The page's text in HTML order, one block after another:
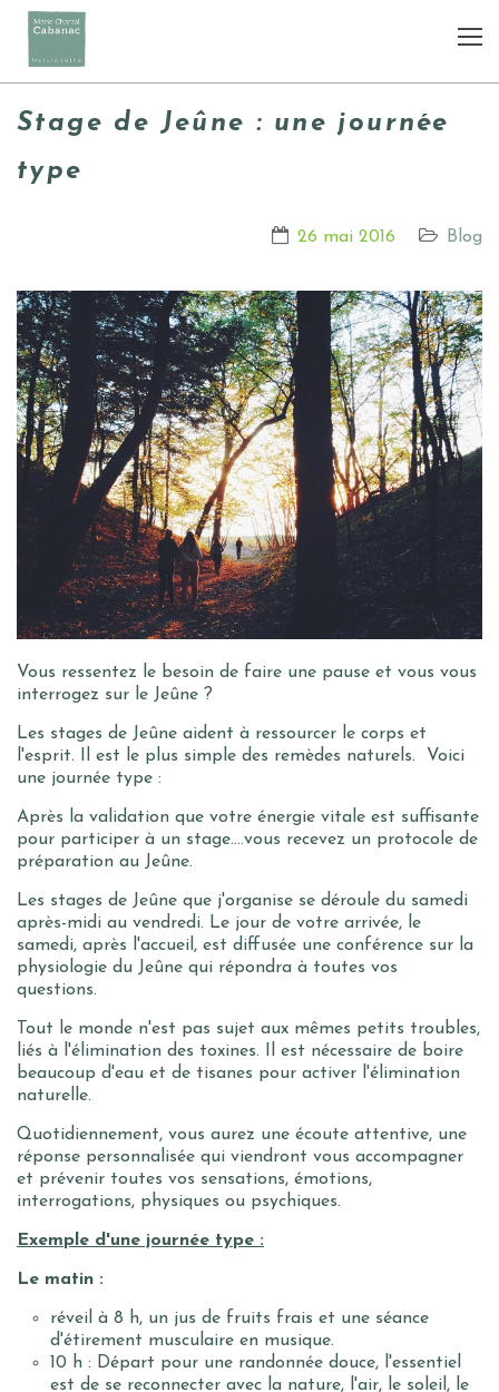
Stage de Jeûne : une journée
type
26 mai 2016 Blog
Vous ressentez le besoin de faire une pause et vous vous
interrogez sur le Jeûne ?
Les stages de Jeûne aident à ressourcer le corps et
l'esprit. Il est le plus simple des remèdes naturels. Voici
une journée type :
Après la validation que votre énergie vitale est suffisante
pour participer à un stage....vous recevez un protocole de
préparation au Jeûne.
Les stages de Jeûne que j'organise se déroule du samedi
après-midi au vendredi. Le jour de votre arrivée, le
samedi, après l'accueil, est diffusée une conférence sur la
physiologie du Jeûne qui répondra à toutes vos
questions.
Tout le monde n'est pas sujet aux mêmes petits troubles,
liés à l'élimination des toxines. Il est nécessaire de boire
beaucoup d'eau et de tisanes pour activer l'élimination
naturelle.
Quotidiennement, vous aurez une écoute attentive, une
réponse personnalisée qui viendront vous accompagner
et prévenir toutes vos sensations, émotions,
interrogations, physiques ou psychiques.
Exemple d'une journée type :
Le matin :
réveil à 8 h, un jus de fruits frais et une séance
d'étirement musculaire en musique.
10 h : Départ pour une randonnée douce, l'essentiel
est de se reconnecter avec la nature, l'air, le soleil, le